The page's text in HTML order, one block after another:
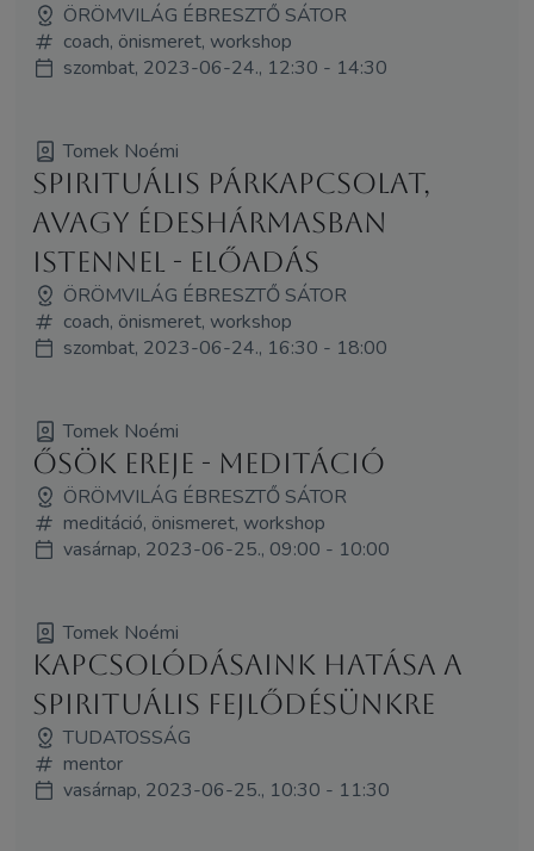
ÖRÖMVILÁG ÉBRESZTŐ SÁTOR
coach, önismeret, workshop
szombat, 2023-06-24., 12:30 - 14:30
Tomek Noémi
Spirituális párkapcsolat,
avagy édeshármasban
Istennel - előadás
ÖRÖMVILÁG ÉBRESZTŐ SÁTOR
coach, önismeret, workshop
szombat, 2023-06-24., 16:30 - 18:00
Tomek Noémi
Ősök ereje - meditáció
ÖRÖMVILÁG ÉBRESZTŐ SÁTOR
meditáció, önismeret, workshop
vasárnap, 2023-06-25., 09:00 - 10:00
Tomek Noémi
Kapcsolódásaink hatása a
spirituális fejlődésünkre
TUDATOSSÁG
mentor
vasárnap, 2023-06-25., 10:30 - 11:30